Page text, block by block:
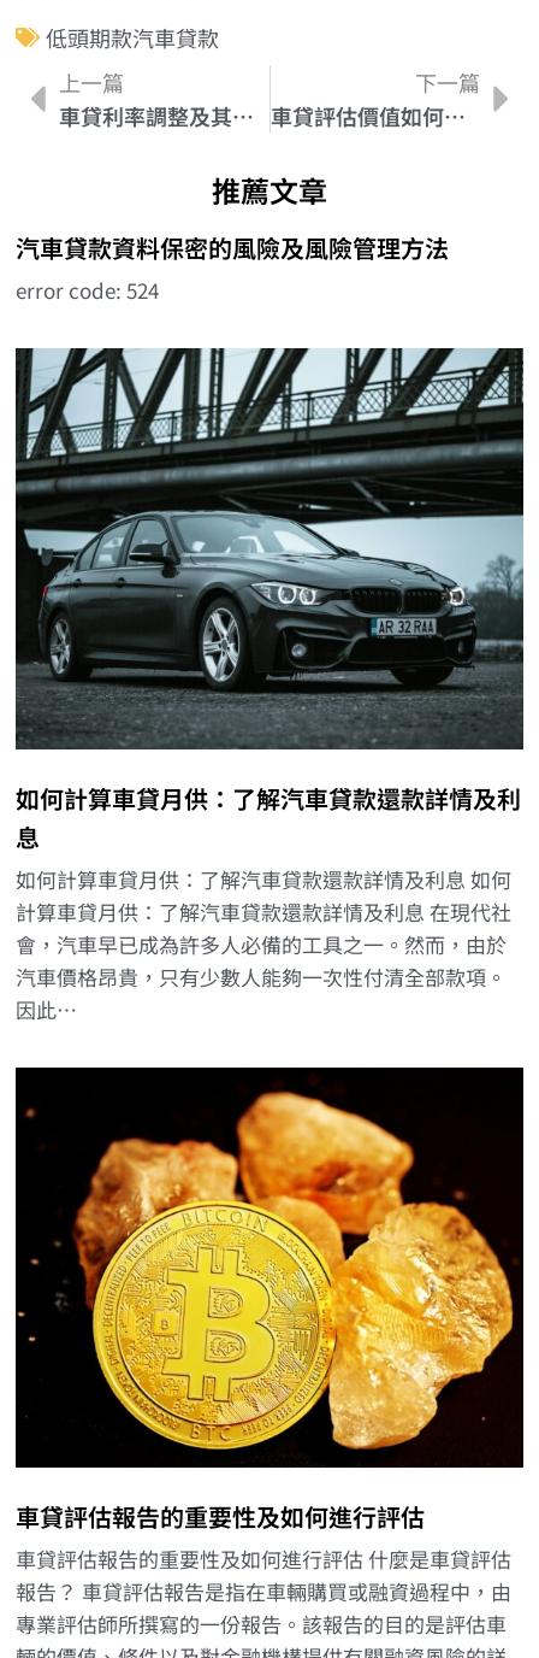
低頭期款汽車貸款
上一篇
車貸利率調整及其對您的汽車貸款的影響
下一篇
車貸評估價值如何影響貸款條件和利率
推薦文章
汽車貸款資料保密的風險及風險管理方法
error code: 524
如何計算車貸月供：了解汽車貸款還款詳情及利
息
如何計算車貸月供：了解汽車貸款還款詳情及利息 如何
計算車貸月供：了解汽車貸款還款詳情及利息 在現代社
會，汽車早已成為許多人必備的工具之一。然而，由於
汽車價格昂貴，只有少數人能夠一次性付清全部款項。
因此…
車貸評估報告的重要性及如何進行評估
車貸評估報告的重要性及如何進行評估 什麼是車貸評估
報告？ 車貸評估報告是指在車輛購買或融資過程中，由
專業評估師所撰寫的一份報告。該報告的目的是評估車